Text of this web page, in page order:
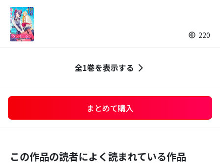
220
全1巻を表示する
まとめて購入
この作品の読者によく読まれている作品